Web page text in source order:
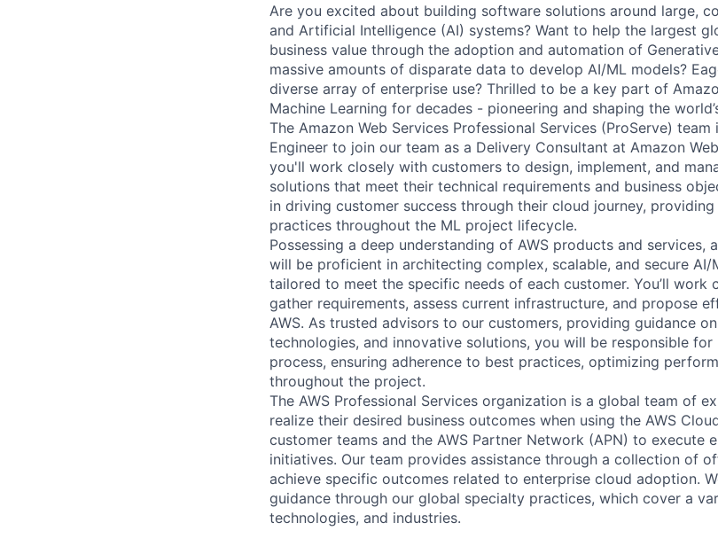
Are you excited about building software solutions around large,
and Artificial Intelligence (AI) systems? Want to help the largest
business value through the adoption and automation of
massive amounts of disparate data to develop AI/ML models?
diverse array of enterprise use? Thrilled to be a key part of
Machine Learning for decades - pioneering and shaping the
The Amazon Web Services Professional Services (ProServe)
Engineer to join our team as a Delivery Consultant at Amazon
you'll work closely with customers to design, implement, and
solutions that meet their technical requirements and business
in driving customer success through their cloud journey,
practices throughout the ML project lifecycle.
Possessing a deep understanding of AWS products and services,
will be proficient in architecting complex, scalable, and secure AI/
tailored to meet the specific needs of each customer. You’ll work
gather requirements, assess current infrastructure, and propose
AWS. As trusted advisors to our customers, providing guidance
technologies, and innovative solutions, you will be responsible
process, ensuring adherence to best practices, optimizing
throughout the project.
The AWS Professional Services organization is a global team of
realize their desired business outcomes when using the AWS
customer teams and the AWS Partner Network (APN) to execute
initiatives. Our team provides assistance through a collection of
achieve specific outcomes related to enterprise cloud adoption.
guidance through our global specialty practices, which cover a
technologies, and industries.